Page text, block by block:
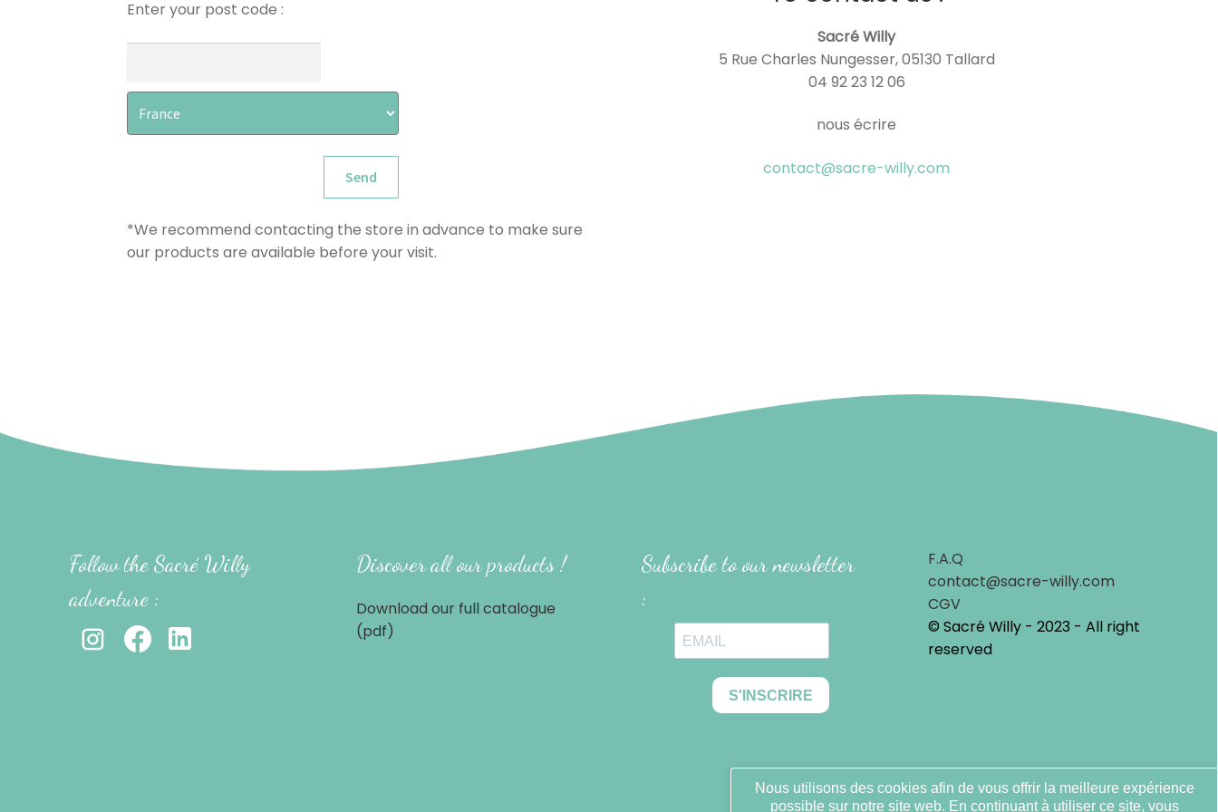
Enter your post code :
Send
*We recommend contacting the store in advance to make sure
our products are available before your visit.
Sacré Willy
5 Rue Charles Nungesser, 05130 Tallard
04 92 23 12 06
nous écrire
contact@sacre-willy.com
Follow the Sacré Willy
adventure :
Discover all our products !
Download our full catalogue
(pdf)
Subscribe to our newsletter
:
F.A.Q
contact@sacre-willy.com
CGV
© Sacré Willy - 2023 - All right
reserved
Nous utilisons des cookies afin de vous offrir la meilleure expérience
possible sur notre site web. En continuant à utiliser ce site, vous